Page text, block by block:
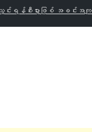
င်းရန်စီးပွားဖြစ် အခင်းအက